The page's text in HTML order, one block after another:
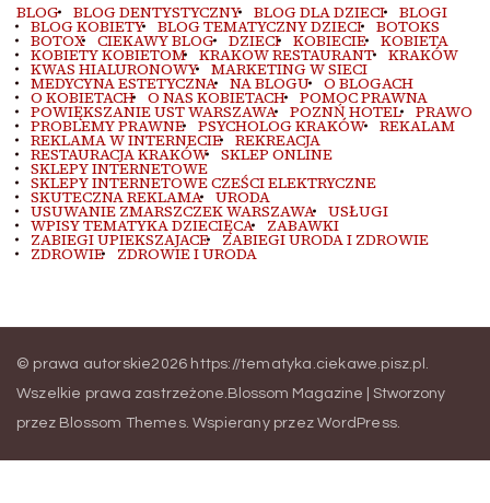
BLOG BLOG DENTYSTYCZNY BLOG DLA DZIECI BLOGI
BLOG KOBIETY BLOG TEMATYCZNY DZIECI BOTOKS
BOTOX CIEKAWY BLOG DZIECI KOBIECIE KOBIETA
KOBIETY KOBIETOM KRAKOW RESTAURANT KRAKÓW
KWAS HIALURONOWY MARKETING W SIECI
MEDYCYNA ESTETYCZNA NA BLOGU O BLOGACH
O KOBIETACH O NAS KOBIETACH POMOC PRAWNA
POWIĘKSZANIE UST WARSZAWA POZNŃ HOTEL PRAWO
PROBLEMY PRAWNE PSYCHOLOG KRAKÓW REKALAM
REKLAMA W INTERNECIE REKREACJA
RESTAURACJA KRAKÓW SKLEP ONLINE
SKLEPY INTERNETOWE
SKLEPY INTERNETOWE CZEŚCI ELEKTRYCZNE
SKUTECZNA REKLAMA URODA
USUWANIE ZMARSZCZEK WARSZAWA USŁUGI
WPISY TEMATYKA DZIECIĘCA ZABAWKI
ZABIEGI UPIEKSZAJACE ZABIEGI URODA I ZDROWIE
ZDROWIE ZDROWIE I URODA
© prawa autorskie2026 https://tematyka.ciekawe.pisz.pl .
Wszelkie prawa zastrzeżone. Blossom Magazine | Stworzony
przez Blossom Themes. Wspierany przezWordPress.